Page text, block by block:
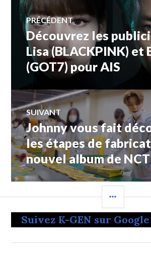
Navigation
de
l’article
PRÉCÉDENT
Article
précédent :
Découvrez les
Lisa (BLACKPINK) et
(GOT7) pour AIS
SUIVANT
Article
Suivant:
Johnny vous fait
les étapes de
nouvel album de
Suivez K-GEN sur